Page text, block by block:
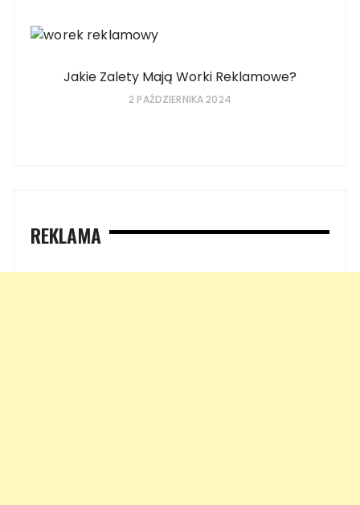
Jakie Zalety Mają Worki Reklamowe?
2 PAŹDZIERNIKA 2024
REKLAMA